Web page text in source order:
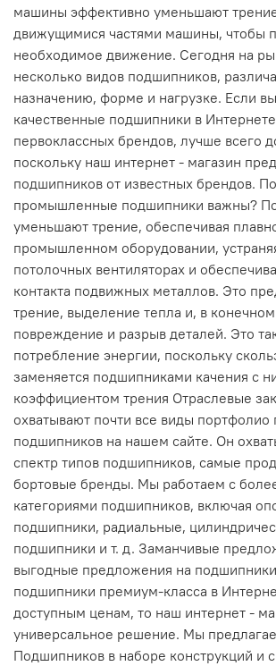
машины эффективно уменьшают
движущимися частями машины, чтобы
необходимое движение. Сегодня на
несколько видов подшипников,
назначению, форме и нагрузке. Если
качественные подшипники в
первоклассных брендов, лучше всего
поскольку наш интернет - магазин
подшипников от известных брендов.
промышленные подшипники важны?
уменьшают трение, обеспечивая
промышленном оборудовании,
потолочных вентиляторах и
контакта подвижных металлов. Это
трение, выделение тепла и, в конечном
повреждение и разрыв деталей. Это
потребление энергии, поскольку
заменяется подшипниками качения с
коэффициентом трения Отраслевые
охватывают почти все виды
подшипников на нашем сайте. Он
спектр типов подшипников, самые
бортовые бренды. Мы работаем с
категориями подшипников, включая
подшипники, радиальные,
подшипники и т. д. Заманчивые
выгодные предложения на
подшипники премиум-класса в
доступным ценам, то наш интернет -
универсальное решение. Мы
Подшипников в наборе конструкций и